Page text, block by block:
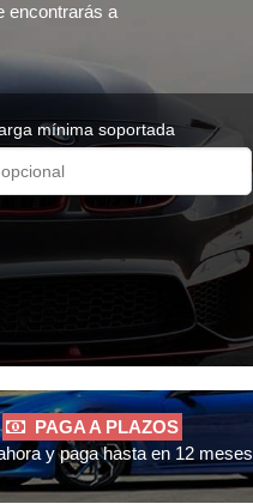
encontrarás a
mínima soportada
PAGA A PLAZOS
y paga hasta en 12 meses